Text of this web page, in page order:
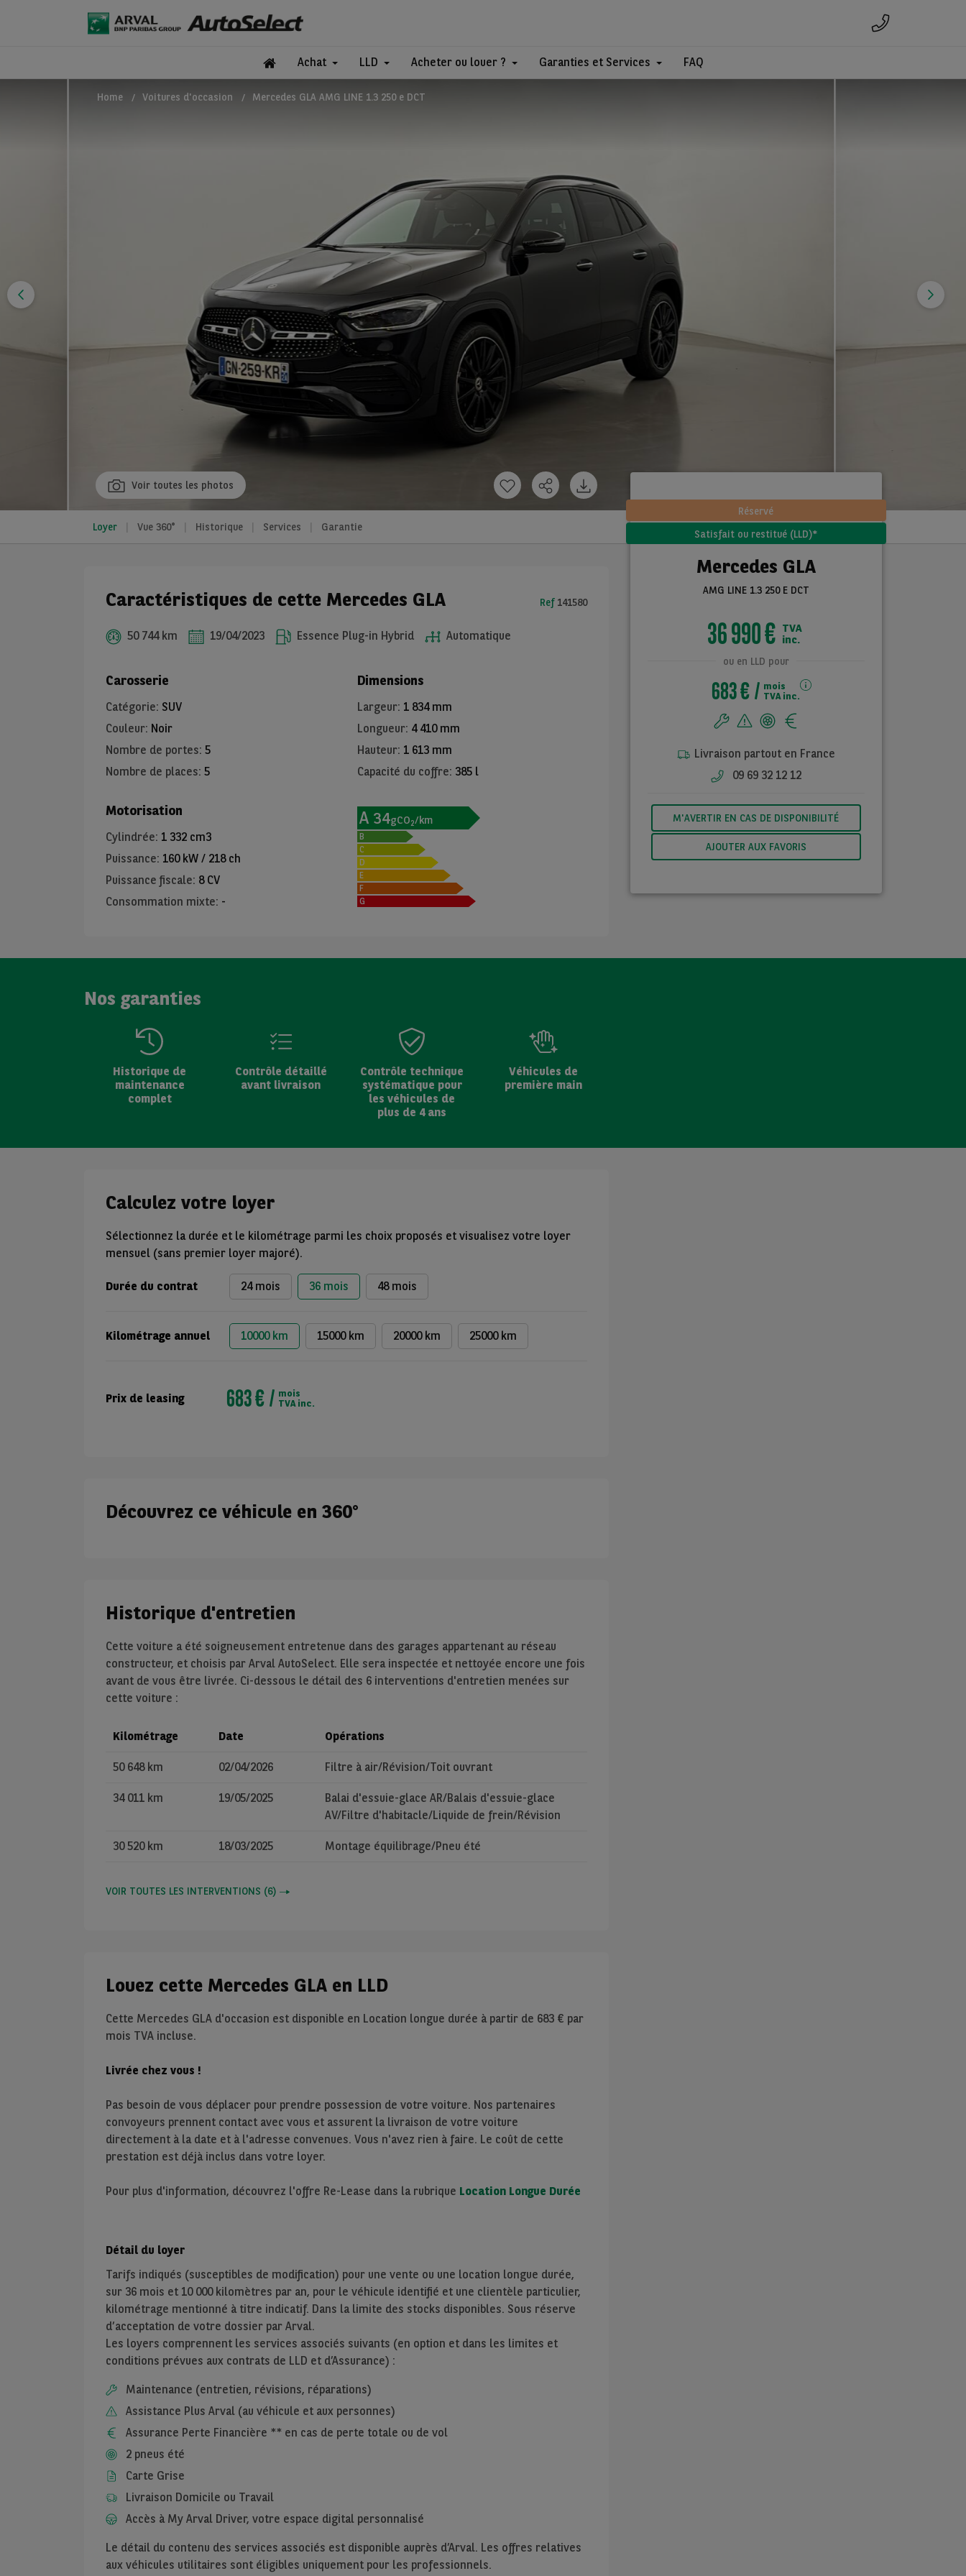
Achat LLD Acheter ou louer ? Garanties et Services FAQ
Home Voitures d'occasion Mercedes GLA AMG LINE 1.3 250 e DCT
Voir toutes les photos
Loyer Vue 360° Historique Services Garantie
Réservé
Satisfait ou restitué (LLD)*
Mercedes GLA
AMG LINE 1.3 250 E DCT
36 990 € TVA
inc.
ou en LLD pour
683 €
mois
TVA inc.
Livraison partout en France
09 69 32 12 12
M'AVERTIR EN CAS DE DISPONIBILITÉ
AJOUTER AUX FAVORIS
Caractéristiques de cette Mercedes GLA
50 744 km 19/04/2023 Essence Plug-in Hybrid Automatique
Ref 141580
Carosserie
Catégorie: SUV
Couleur: Noir
Nombre de portes: 5
Nombre de places: 5
Dimensions
Largeur: 1 834 mm
Longueur: 4 410 mm
Hauteur: 1 613 mm
Capacité du coffre: 385 l
Motorisation
Cylindrée: 1 332 cm3
Puissance: 160 kW / 218 ch
Puissance fiscale: 8 CV
Consommation mixte: -
A 34gCO2/km
B
C
D
E
F
G
Nos garanties
Historique de
maintenance
complet
Contrôle détaillé
avant livraison
Contrôle technique
systématique pour
les véhicules de
plus de 4 ans
Véhicules de
première main
Calculez votre loyer
Sélectionnez la durée et le kilométrage parmi les choix proposés et visualisez votre loyer
mensuel (sans premier loyer majoré).
Durée du contrat 24 mois 36 mois 48 mois
Kilométrage annuel 10000 km 15000 km 20000 km 25000 km
Prix de leasing 683 €
mois
TVA inc.
Découvrez ce véhicule en 360°
Historique d'entretien
Cette voiture a été soigneusement entretenue dans des garages appartenant au réseau
constructeur, et choisis par Arval AutoSelect. Elle sera inspectée et nettoyée encore une fois
avant de vous être livrée. Ci-dessous le détail des 6 interventions d'entretien menées sur
cette voiture :
Kilométrage Date Opérations
50 648 km 02/04/2026 Filtre à air/Révision/Toit ouvrant
34 011 km 19/05/2025
Balai d'essuie-glace AR/Balais d'essuie-glace
AV/Filtre d'habitacle/Liquide de frein/Révision
30 520 km 18/03/2025 Montage équilibrage/Pneu été
VOIR TOUTES LES INTERVENTIONS (6)
Louez cette Mercedes GLA en LLD
Cette Mercedes GLA d'occasion est disponible en Location longue durée à partir de 683 € par
mois TVA incluse.
Livrée chez vous !
Pas besoin de vous déplacer pour prendre possession de votre voiture. Nos partenaires
convoyeurs prennent contact avec vous et assurent la livraison de votre voiture
directement à la date et à l'adresse convenues. Vous n'avez rien à faire. Le coût de cette
prestation est déjà inclus dans votre loyer.
Pour plus d'information, découvrez l'offre Re-Lease dans la rubrique Location Longue Durée
Détail du loyer
Tarifs indiqués (susceptibles de modification) pour une vente ou une location longue durée,
sur 36 mois et 10 000kilomètres par an, pour le véhicule identifié et une clientèle particulier,
kilométrage mentionné à titre indicatif. Dans la limite des stocks disponibles. Sous réserve
d’acceptation de votre dossier par Arval.
Les loyers comprennent les services associés suivants (en option et dans les limites et
conditions prévues aux contrats de LLD et d’Assurance) :
Maintenance (entretien, révisions, réparations)
Assistance Plus Arval (au véhicule et aux personnes)
Assurance Perte Financière ** en cas de perte totale ou de vol
2 pneus été
Carte Grise
Livraison Domicile ou Travail
Accès à My Arval Driver, votre espace digital personnalisé
Le détail du contenu des services associés est disponible auprès d’Arval. Les offres relatives
aux véhicules utilitaires sont éligibles uniquement pour les professionnels.